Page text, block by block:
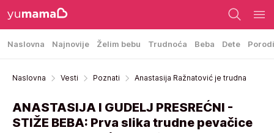
Naslovna Najnovije Želim bebu Trudnoća Beba Dete
Naslovna Vesti Poznati Anastasija Ražnatović je trudna
ANASTASIJA I GUDELJ PRESREĆNI -
STIŽE BEBA: Prva slika trudne pevačice